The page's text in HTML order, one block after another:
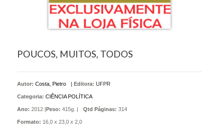
POUCOS, MUITOS, TODOS
Autor: Costa, Pietro Editora: UFPR
Categoria: CIÊNCIA POLÍTICA
Ano: 2012 | Peso: 415g. | Qtd Páginas: 314
Formato: 16,0 x 23,0 x 2,0